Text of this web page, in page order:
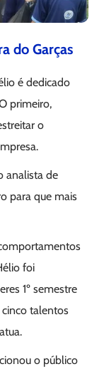
do Garças
é dedicado
primeiro,
o
analista de
para que mais
foi
1º semestre
talentos
o público